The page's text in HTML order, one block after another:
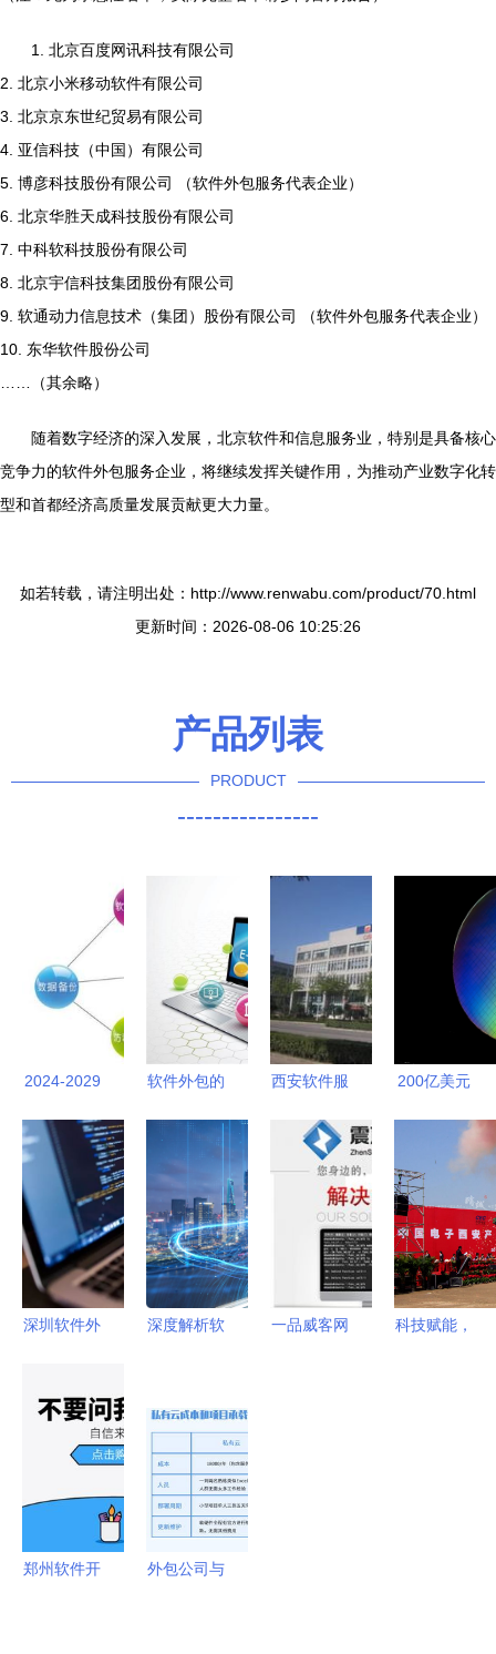
1. 北京百度网讯科技有限公司
2. 北京小米移动软件有限公司
3. 北京京东世纪贸易有限公司
4. 亚信科技（中国）有限公司
5. 博彦科技股份有限公司 （软件外包服务代表企业）
6. 北京华胜天成科技股份有限公司
7. 中科软科技股份有限公司
8. 北京宇信科技集团股份有限公司
9. 软通动力信息技术（集团）股份有限公司 （软件外包服务代表企业）
10. 东华软件股份公司
……（其余略）
随着数字经济的深入发展，北京软件和信息服务业，特别是具备核心
竞争力的软件外包服务企业，将继续发挥关键作用，为推动产业数字化转
型和首都经济高质量发展贡献更大力量。
如若转载，请注明出处：http://www.renwabu.com/product/70.html
更新时间：2026-08-06 10:25:26
产品列表
PRODUCT
----------------
2024-2029
外包服务行
业市场分析
项目报告
软件外包的
构建质量与
信任的桥梁
西安软件服
软件精英的
梦工厂与软
件外包服务
的摇篮
200亿美元
vs 大力外
包 Intel的
战略迷局
深圳软件外
价比服务助
力企业数字
深度解析软
到IT项目外
包的全面指
南
一品威客网
科技赋能，
郑州软件开
外包公司与